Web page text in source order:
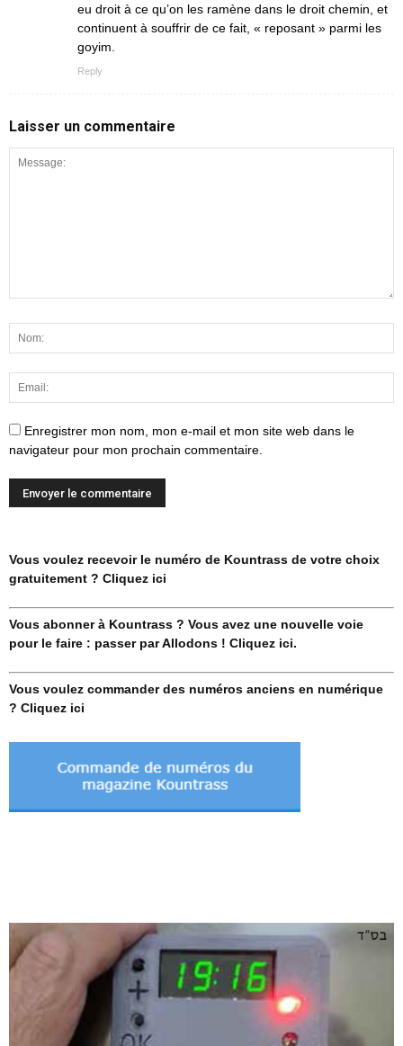
eu droit à ce qu’on les ramène dans le droit chemin, et
continuent à souffrir de ce fait, « reposant » parmi les
goyim.
Reply
Laisser un commentaire
Enregistrer mon nom, mon e-mail et mon site web dans le
navigateur pour mon prochain commentaire.
Vous voulez recevoir le numéro de Kountrass de votre choix
gratuitement ? Cliquez ici
Vous abonner à Kountrass ? Vous avez une nouvelle voie
pour le faire : passer par Allodons ! Cliquez ici.
Vous voulez commander des numéros anciens en numérique
? Cliquez ici